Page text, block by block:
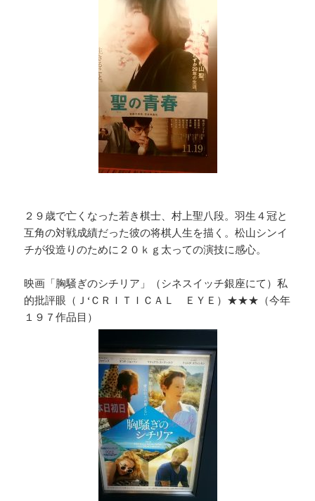
２９歳で亡くなった若き棋士、村上聖八段。羽生４冠と
互角の対戦成績だった彼の将棋人生を描く。松山シンイ
チが役造りのために２０ｋｇ太っての演技に感心。
映画「胸騒ぎのシチリア」（シネスイッチ銀座にて）私
的批評眼（Ｊ‘ＣＲＩＴＩＣＡＬ ＥＹＥ）★★★（今年
１９７作品目）